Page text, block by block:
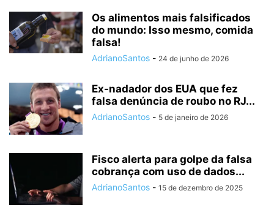
Os alimentos mais falsificados
do mundo: Isso mesmo, comida
falsa!
AdrianoSantos - 24 de junho de 2026
Ex-nadador dos EUA que fez
falsa denúncia de roubo no RJ...
AdrianoSantos - 5 de janeiro de 2026
Fisco alerta para golpe da falsa
cobrança com uso de dados...
AdrianoSantos - 15 de dezembro de 2025